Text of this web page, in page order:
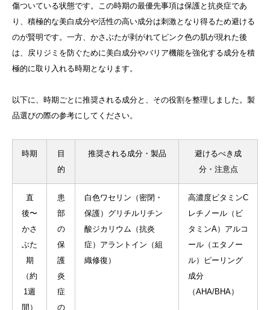
傷ついている状態です。この時期の最優先事項は保護と抗炎症であ
り、積極的な美白成分や活性の高い成分は刺激となり得るため避ける
のが賢明です。一方、かさぶたが剥がれてピンク色の肌が現れた後
は、戻りジミを防ぐために美白成分やバリア機能を強化する成分を積
極的に取り入れる時期となります。
以下に、時期ごとに推奨される成分と、その役割を整理しました。製
品選びの際の参考にしてください。
時期
目
的
推奨される成分・製品
避けるべき成
分・注意点
直
後〜
かさ
ぶた
期
（約
1週
間）
患
部
の
保
護
炎
症
の
白色ワセリン（密閉・
保護）グリチルリチン
酸ジカリウム（抗炎
症）アラントイン（組
織修復）
高濃度ビタミンC
レチノール（ビ
タミンA）アルコ
ール（エタノー
ル）ピーリング
成分
（AHA/BHA）